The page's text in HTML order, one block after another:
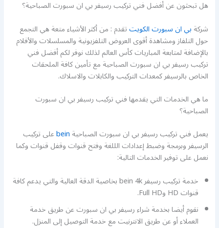
هل تبحثون عن أفضل فني تركيب رسيفر بي ان سبورت الصباحية؟
شركةبي ان سبورت الكويتتقدم : من أكثر الأشياء متعة هي التجمع
حول التلفاز ومشاهدة أقوى العروض التلفزيونية والمسلسلات والأفلام
بالإضافة لمتابعة المباريات كأس العالم لذلك نوفر لكم أفضل فني
تركيب رسيفر بي ان سبورت الصباحية مع تأمين كافة الملحقات
الخاص بالرسيفر كمعدات التركيب والكابلات والاسلاك.
ما هي الخدمات التي يقدمها فني تركيب رسيفر بي ان سبورت
الصباحية؟
يعمل فني تركيب رسيفر بي ان سبورت الصباحيةbeinعلى تركيب
الرسيفر وبرمجة وضبط إعدادات الللغة وفتح قنوات وقفل قنوات وكما
نعمل على توفير الخدمات التالية:
خدمة تركيب رسيفر bein 4k بخاصية الدقة العالية والتي يدعم كافة
قنوات HD وFull HD.
نقوم أيضا بخدمة شراء رسيفر بي ان سبورت عن طريق خدمة
العملاء أو عن طريق الانترنيت مع خدمة التوصيل إلى المنزل.